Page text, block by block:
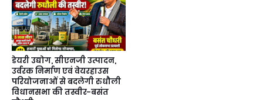
डेयरी उद्योग, सीएनजी उत्पादन,
उर्वरक निर्माण एवं वेयरहाउस
परियोजनाओं से बदलेगी रुधौली
विधानसभा की तस्वीर-बसंत